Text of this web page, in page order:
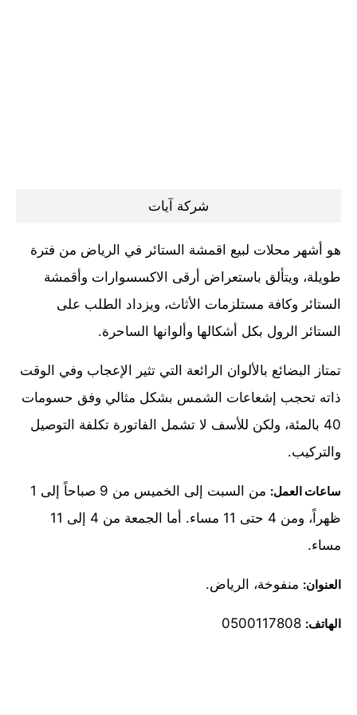
شركة آيات
هو أشهر محلات لبيع اقمشة الستائر في الرياض من فترة
طويلة، ويتألق باستعراض أرقى الاكسسوارات وأقمشة
الستائر وكافة مستلزمات الأثاث، ويزداد الطلب على
الستائر الرول بكل أشكالها وألوانها الساحرة.
تمتاز البضائع بالألوان الرائعة التي تثير الإعجاب وفي الوقت
ذاته تحجب إشعاعات الشمس بشكل مثالي وفق حسومات
40 بالمئة، ولكن للأسف لا تشمل الفاتورة تكلفة التوصيل
والتركيب.
ساعات العمل:
من السبت إلى الخميس من 9 صباحاً إلى 1
ظهراً، ومن 4 حتى 11 مساء. أما الجمعة من 4 إلى 11
مساء.
العنوان: منفوخة، الرياض.
الهاتف: